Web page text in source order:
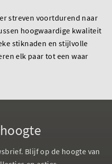
streven voortdurend naar
hoogwaardige kwaliteit
stiknaden en stijlvolle
elk paar tot een waar
Blijf op de hoogte van